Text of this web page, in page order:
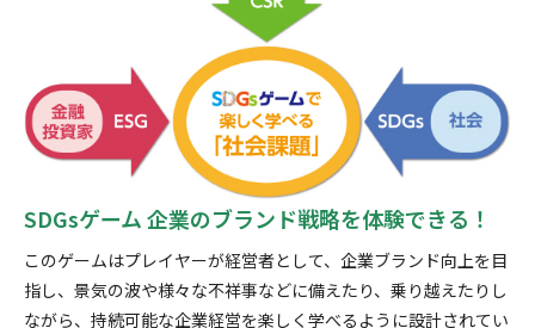
SDGsゲーム 企業のブランド戦略を体験できる！
このゲームはプレイヤーが経営者として、企業ブランド向上を目
指し、景気の波や様々な不祥事などに備えたり、乗り越えたりし
ながら、持続可能な企業経営を楽しく学べるように設計されてい